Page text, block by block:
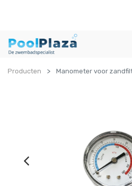
Producten Manometer voor